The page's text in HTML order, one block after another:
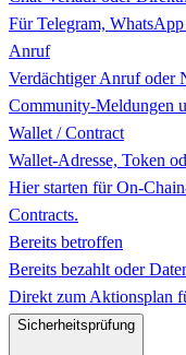
Für Telegram,
Anruf
Verdächtiger Anruf oder
Community-Meldungen
Wallet / Contract
Wallet-Adresse, Token
Hier starten für On-
Contracts.
Bereits betroffen
Bereits bezahlt oder
Direkt zum Aktionsplan
Sicherheitsprüfung